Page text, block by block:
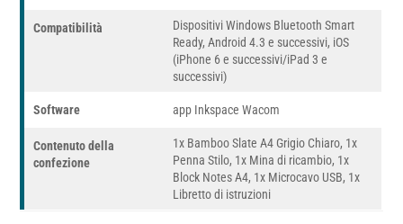
Compatibilità
Dispositivi Windows Bluetooth Smart
Ready, Android 4.3 e successivi, iOS
(iPhone 6 e successivi/iPad 3 e
successivi)
Software app Inkspace Wacom
Contenuto della
confezione
1x Bamboo Slate A4 Grigio Chiaro, 1x
Penna Stilo, 1x Mina di ricambio, 1x
Block Notes A4, 1x Microcavo USB, 1x
Libretto di istruzioni